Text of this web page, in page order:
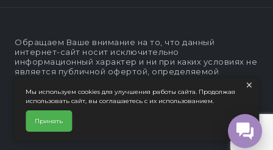
Обращаем Ваше внимание на то, что данный
интернет-сайт носит исключительно
информационный характер и ни при каких условиях не
является публичной офертой, определяемой
положениями статьи п. 2 ст. 437 Гражданского кодекса
Российской Федерации
Политика конфеденциальности
Интернет-магазин "Lapsi".
×
Мы используем cookies для улучшения работы сайта. Продолжая
использовать сайт, вы соглашаетесь с их использованием.
Принять